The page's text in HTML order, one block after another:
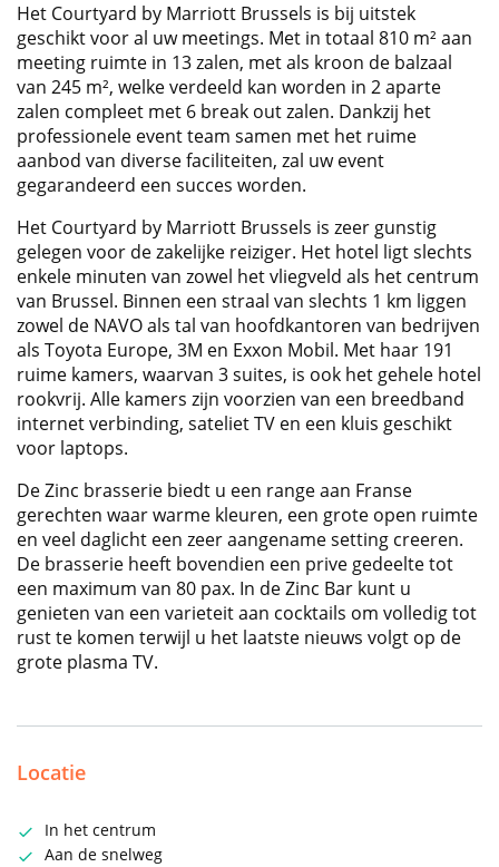
Het Courtyard by Marriott Brussels is bij uitstek
geschikt voor al uw meetings. Met in totaal 810 m² aan
meeting ruimte in 13 zalen, met als kroon de balzaal
van 245 m², welke verdeeld kan worden in 2 aparte
zalen compleet met 6 break out zalen. Dankzij het
professionele event team samen met het ruime
aanbod van diverse faciliteiten, zal uw event
gegarandeerd een succes worden.
Het Courtyard by Marriott Brussels is zeer gunstig
gelegen voor de zakelijke reiziger. Het hotel ligt slechts
enkele minuten van zowel het vliegveld als het centrum
van Brussel. Binnen een straal van slechts 1 km liggen
zowel de NAVO als tal van hoofdkantoren van bedrijven
als Toyota Europe, 3M en Exxon Mobil. Met haar 191
ruime kamers, waarvan 3 suites, is ook het gehele hotel
rookvrij. Alle kamers zijn voorzien van een breedband
internet verbinding, sateliet TV en een kluis geschikt
voor laptops.
De Zinc brasserie biedt u een range aan Franse
gerechten waar warme kleuren, een grote open ruimte
en veel daglicht een zeer aangename setting creeren.
De brasserie heeft bovendien een prive gedeelte tot
een maximum van 80 pax. In de Zinc Bar kunt u
genieten van een varieteit aan cocktails om volledig tot
rust te komen terwijl u het laatste nieuws volgt op de
grote plasma TV.
Locatie
In het centrum
Aan de snelweg